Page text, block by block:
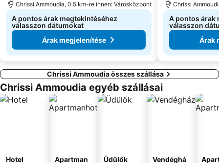
Chrissi Ammoudia, 0.5 km-re innen: Városközpont
A pontos árak megtekintéséhez
válasszon dátumokat
Árak megjelenítése
Chrissi
A pontos árak
válasszon
Árak
Chrissi Ammoudia összes szállása
Chrissi Ammoudia egyéb szállásai
Hotel
Apartman
Üdülők
Vendéghá